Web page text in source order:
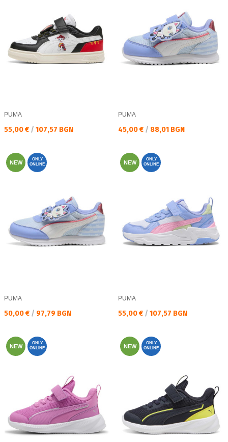
PUMA
Текуща цена:
55,00 € / 107,57 BGN
PUMA
Текуща цена:
45,00 € / 88,01 BGN
NEW
ONLY
ONLINE
PUMA
Текуща цена:
50,00 € / 97,79 BGN
NEW
ONLY
ONLINE
PUMA
Текуща цена:
55,00 € / 107,57 BGN
NEW
ONLY
ONLINE
NEW
ONLY
ONLINE